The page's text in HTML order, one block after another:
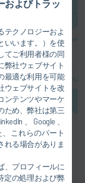
およびトラッ
テクノロジーおよ
いいます。）を使
てご利用者様の同
弊社ウェブサイト
最適な利用を可能
ウェブサイトを改
ンテンツやマーケ
ため、弊社は第三
、Google、
、これらのパート
れる場合がありま
、プロフィールに
定の処理および弊